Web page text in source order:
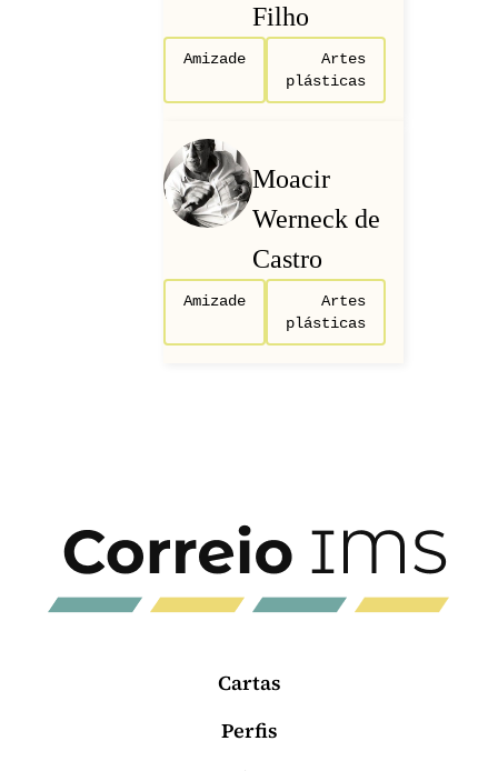
Filho
Amizade
Artes
plásticas
Moacir
Werneck de
Castro
Amizade
Artes
plásticas
Cartas
Perfis